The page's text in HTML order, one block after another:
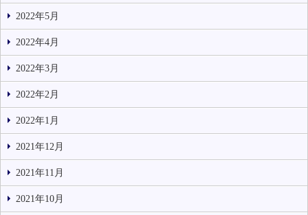
2022年5月
2022年4月
2022年3月
2022年2月
2022年1月
2021年12月
2021年11月
2021年10月